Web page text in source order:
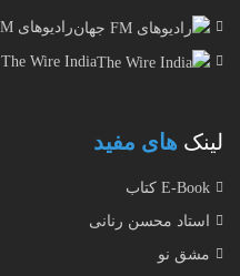
رادیوهای FM جهان
The Wire India
لینک های مفید
E-Book کتاب
استاد محسن رنانی
مشق نو